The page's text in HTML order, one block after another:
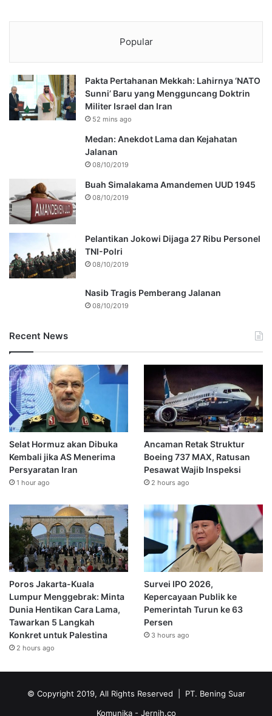
Popular
Pakta Pertahanan Mekkah: Lahirnya ‘NATO
Sunni’ Baru yang Mengguncang Doktrin
Militer Israel dan Iran
52 mins ago
Medan: Anekdot Lama dan Kejahatan
Jalanan
08/10/2019
Buah Simalakama Amandemen UUD 1945
08/10/2019
Pelantikan Jokowi Dijaga 27 Ribu Personel
TNI-Polri
08/10/2019
Nasib Tragis Pemberang Jalanan
08/10/2019
Recent News
Selat Hormuz akan Dibuka
Kembali jika AS Menerima
Persyaratan Iran
1 hour ago
Ancaman Retak Struktur
Boeing 737 MAX, Ratusan
Pesawat Wajib Inspeksi
2 hours ago
Poros Jakarta-Kuala
Lumpur Menggebrak: Minta
Dunia Hentikan Cara Lama,
Tawarkan 5 Langkah
Konkret untuk Palestina
2 hours ago
Survei IPO 2026,
Kepercayaan Publik ke
Pemerintah Turun ke 63
Persen
3 hours ago
© Copyright 2019, All Rights Reserved | PT. Bening Suar
Komunika - Jernih.co